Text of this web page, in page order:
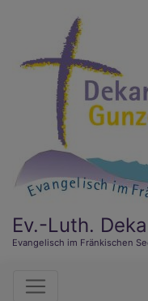
Ev.-Luth.
Evangelisch im Fränkischen